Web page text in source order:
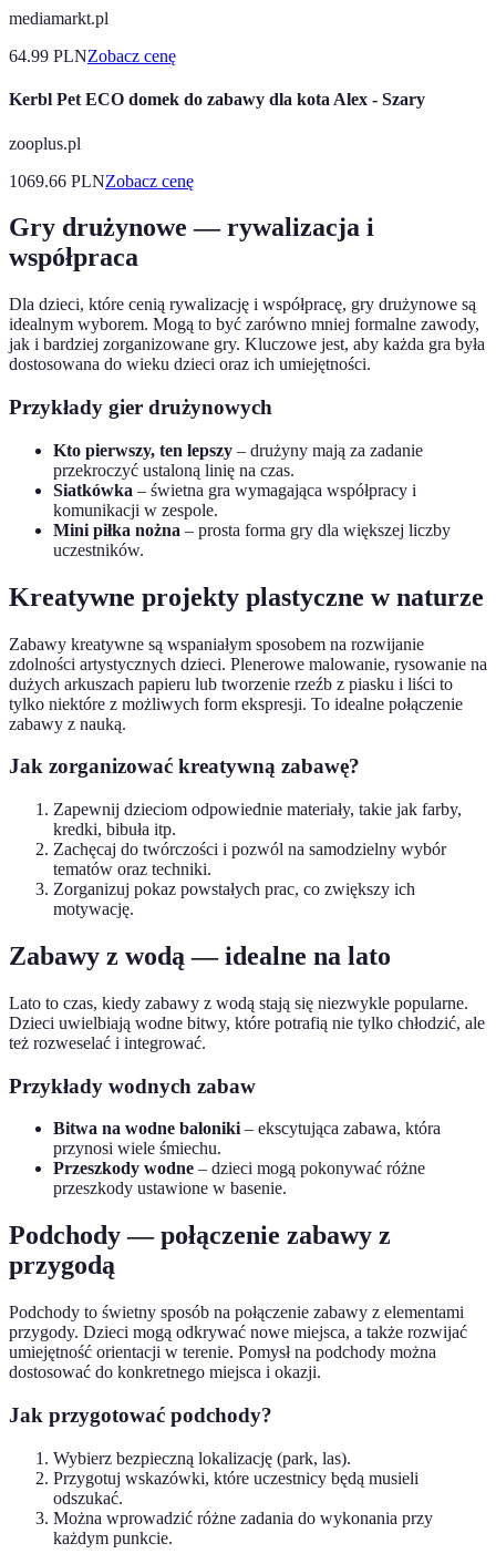
mediamarkt.pl
64.99 PLNZobacz cenę
Kerbl Pet ECO domek do zabawy dla kota Alex - Szary
zooplus.pl
1069.66 PLNZobacz cenę
Gry drużynowe — rywalizacja i
współpraca
Dla dzieci, które cenią rywalizację i współpracę, gry drużynowe są
idealnym wyborem. Mogą to być zarówno mniej formalne zawody,
jak i bardziej zorganizowane gry. Kluczowe jest, aby każda gra była
dostosowana do wieku dzieci oraz ich umiejętności.
Przykłady gier drużynowych
Kto pierwszy, ten lepszy – drużyny mają za zadanie
przekroczyć ustaloną linię na czas.
Siatkówka – świetna gra wymagająca współpracy i
komunikacji w zespole.
Mini piłka nożna – prosta forma gry dla większej liczby
uczestników.
Kreatywne projekty plastyczne w naturze
Zabawy kreatywne są wspaniałym sposobem na rozwijanie
zdolności artystycznych dzieci. Plenerowe malowanie, rysowanie na
dużych arkuszach papieru lub tworzenie rzeźb z piasku i liści to
tylko niektóre z możliwych form ekspresji. To idealne połączenie
zabawy z nauką.
Jak zorganizować kreatywną zabawę?
Zapewnij dzieciom odpowiednie materiały, takie jak farby,
kredki, bibuła itp.
Zachęcaj do twórczości i pozwól na samodzielny wybór
tematów oraz techniki.
Zorganizuj pokaz powstałych prac, co zwiększy ich
motywację.
Zabawy z wodą — idealne na lato
Lato to czas, kiedy zabawy z wodą stają się niezwykle popularne.
Dzieci uwielbiają wodne bitwy, które potrafią nie tylko chłodzić, ale
też rozweselać i integrować.
Przykłady wodnych zabaw
Bitwa na wodne baloniki – ekscytująca zabawa, która
przynosi wiele śmiechu.
Przeszkody wodne – dzieci mogą pokonywać różne
przeszkody ustawione w basenie.
Podchody — połączenie zabawy z
przygodą
Podchody to świetny sposób na połączenie zabawy z elementami
przygody. Dzieci mogą odkrywać nowe miejsca, a także rozwijać
umiejętność orientacji w terenie. Pomysł na podchody można
dostosować do konkretnego miejsca i okazji.
Jak przygotować podchody?
Wybierz bezpieczną lokalizację (park, las).
Przygotuj wskazówki, które uczestnicy będą musieli
odszukać.
Można wprowadzić różne zadania do wykonania przy
każdym punkcie.